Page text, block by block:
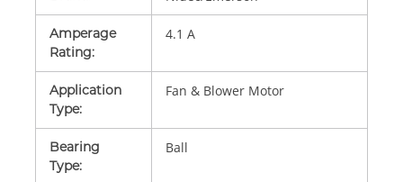
Amperage
Rating:
4.1 A
Application
Type:
Fan & Blower Motor
Bearing
Type:
Ball